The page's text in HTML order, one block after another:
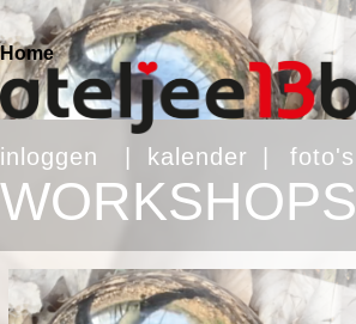
inloggen kalender foto's
WORKSHOPS
Home